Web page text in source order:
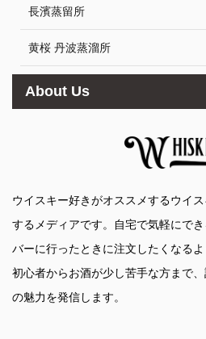
長濱蒸留所
黄桜 丹波蒸溜所
About Us
ウイスキー好きがオススメするウイ
するメディアです。自宅で気軽にで
バーに行ったときに注文したくなる
初心者からお酒が少し苦手な方まで
の魅力を発信します。